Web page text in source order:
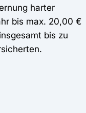
harter
bis max. 20,00 €
bis zu